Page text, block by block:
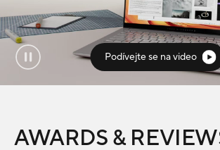
Podívejte se na video